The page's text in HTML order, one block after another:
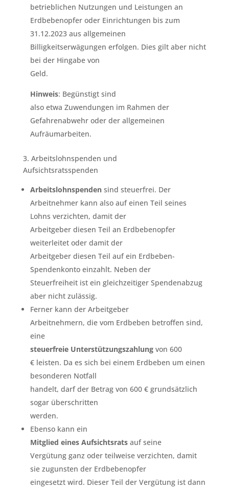
betrieblichen Nutzungen und Leistungen an
Erdbebenopfer oder Einrichtungen bis zum
31.12.2023 aus allgemeinen
Billigkeitserwägungen erfolgen. Dies gilt aber nicht
bei der Hingabe von
Geld.
Hinweis: Begünstigt sind
also etwa Zuwendungen im Rahmen der
Gefahrenabwehr oder der allgemeinen
Aufräumarbeiten.
3. Arbeitslohnspenden und
Aufsichtsratsspenden
Arbeitslohnspendensind steuerfrei. Der
Arbeitnehmer kann also auf einen Teil seines
Lohns verzichten, damit der
Arbeitgeber diesen Teil an Erdbebenopfer
weiterleitet oder damit der
Arbeitgeber diesen Teil auf ein Erdbeben-
Spendenkonto einzahlt. Neben der
Steuerfreiheit ist ein gleichzeitiger Spendenabzug
aber nicht zulässig.
Ferner kann der Arbeitgeber
Arbeitnehmern, die vom Erdbeben betroffen sind,
eine
steuerfreie Unterstützungszahlungvon 600
€ leisten. Da es sich bei einem Erdbeben um einen
besonderen Notfall
handelt, darf der Betrag von 600 € grundsätzlich
sogar überschritten
werden.
Ebenso kann ein
Mitglied eines Aufsichtsratsauf seine
Vergütung ganz oder teilweise verzichten, damit
sie zugunsten der Erdbebenopfer
eingesetzt wird. Dieser Teil der Vergütung ist dann